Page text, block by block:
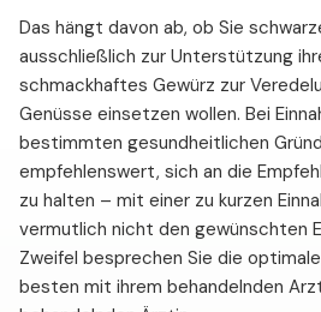
Das hängt davon ab, ob Sie
ausschließlich zur Unterstützung
schmackhaftes Gewürz zur
Genüsse einsetzen wollen. Bei
bestimmten gesundheitlichen
empfehlenswert, sich an die
zu halten – mit einer zu kurzen
vermutlich nicht den gewünschten
Zweifel besprechen Sie die
besten mit ihrem behandelnden